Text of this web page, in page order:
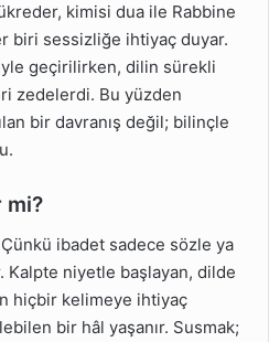
kimisi dua ile Rabbine
biri sessizliğe ihtiyaç duyar.
geçirilirken, dilin sürekli
zedelerdi. Bu yüzden
bir davranış değil; bilinçle
mi?
ibadet sadece sözle ya
Kalpte niyetle başlayan, dilde
hiçbir kelimeye ihtiyaç
bir hâl yaşanır. Susmak;